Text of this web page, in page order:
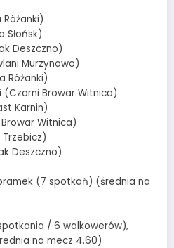
Słońsk)
Deszczno)
Murzynowo)
Różanki)
(Czarni Browar Witnica)
Karnin)
Witnica)
Trzebicz)
Deszczno)
(7 spotkań) (średnia na
/ 6 walkowerów),
na mecz 4.60)